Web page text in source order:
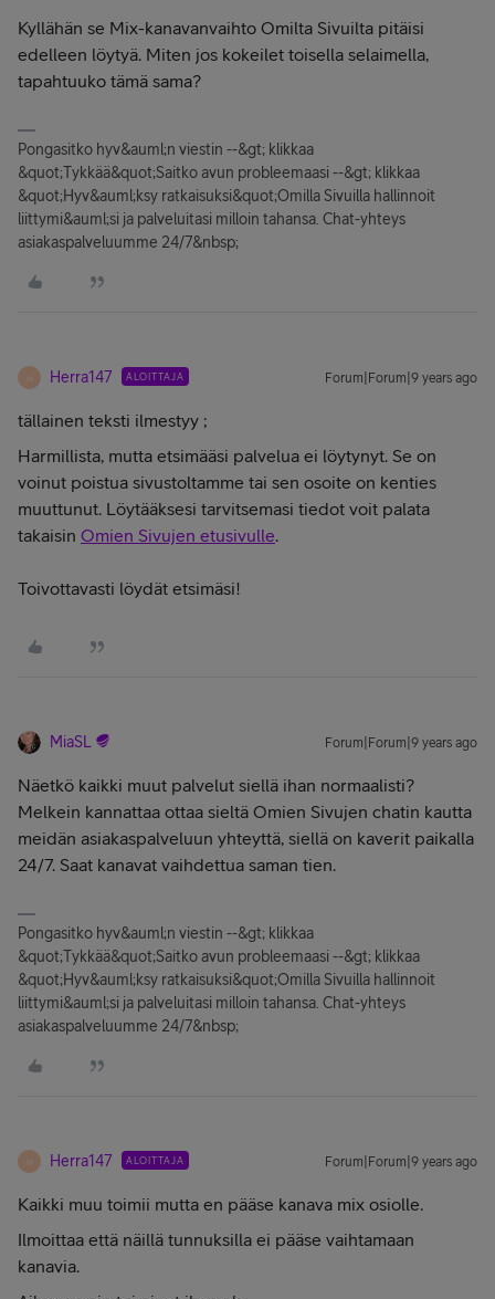
Kyllähän se Mix-kanavanvaihto Omilta Sivuilta pitäisi
edelleen löytyä. Miten jos kokeilet toisella selaimella,
tapahtuuko tämä sama?
Pongasitko hyv&auml;n viestin --&gt; klikkaa
&quot;Tykkää&quot;Saitko avun probleemaasi --&gt; klikkaa
&quot;Hyv&auml;ksy ratkaisuksi&quot;Omilla Sivuilla hallinnoit
liittymi&auml;si ja palveluitasi milloin tahansa. Chat-yhteys
asiakaspalveluumme 24/7&nbsp;
H Herra147 ALOITTAJA Forum|Forum|9 years ago
tällainen teksti ilmestyy ;
Harmillista, mutta etsimääsi palvelua ei löytynyt. Se on
voinut poistua sivustoltamme tai sen osoite on kenties
muuttunut. Löytääksesi tarvitsemasi tiedot voit palata
takaisin Omien Sivujen etusivulle.
Toivottavasti löydät etsimäsi!
MiaSL Forum|Forum|9 years ago
Näetkö kaikki muut palvelut siellä ihan normaalisti?
Melkein kannattaa ottaa sieltä Omien Sivujen chatin kautta
meidän asiakaspalveluun yhteyttä, siellä on kaverit paikalla
24/7. Saat kanavat vaihdettua saman tien.
Pongasitko hyv&auml;n viestin --&gt; klikkaa
&quot;Tykkää&quot;Saitko avun probleemaasi --&gt; klikkaa
&quot;Hyv&auml;ksy ratkaisuksi&quot;Omilla Sivuilla hallinnoit
liittymi&auml;si ja palveluitasi milloin tahansa. Chat-yhteys
asiakaspalveluumme 24/7&nbsp;
H Herra147 ALOITTAJA Forum|Forum|9 years ago
Kaikki muu toimii mutta en pääse kanava mix osiolle.
Ilmoittaa että näillä tunnuksilla ei pääse vaihtamaan
kanavia.